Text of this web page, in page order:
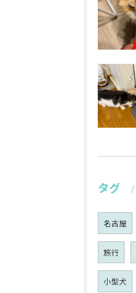
タグ
名古屋
旅行
小型犬